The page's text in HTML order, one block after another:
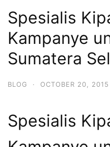
Spesialis
Kampanye
Sumatera
BLOG · OCTOBER 20, 2015
Spesialis